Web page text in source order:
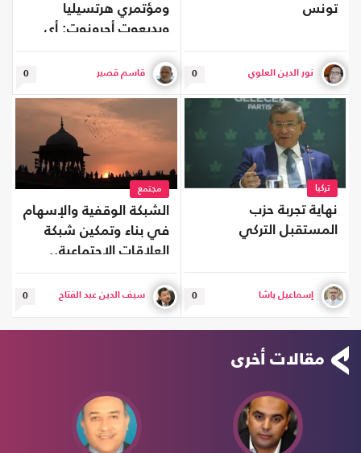
تونس
نور الدين العلوي 0
ومؤتمري هرتسيليا
ويديعوت أحرونوت: أي
مستقبل لإسرائيل
وفلسطين؟
قاسم قصير 0
تركيا
نهاية تجربة حزب
المستقبل التركي
إسماعيل ياشا 0
مجتمع
الشبكة الوقفية والإسهام
في بناء وتمكين شبكة
العلاقات الاجتماعية..
النهوض الراشد (20)
سيف الدين عبد الفتاح 0
مقالات أخرى